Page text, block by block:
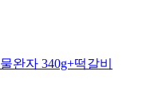
완자 340g+떡갈비